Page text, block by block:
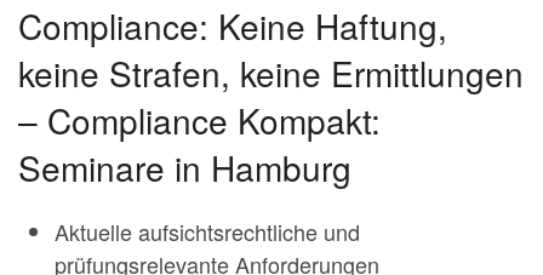
Compliance: Keine Haftung,
keine Strafen, keine Ermittlungen
– Compliance Kompakt:
Seminare in Hamburg
Aktuelle aufsichtsrechtliche und
prüfungsrelevante Anforderungen